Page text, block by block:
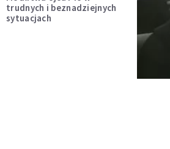
trudnych i beznadziejnych
sytuacjach